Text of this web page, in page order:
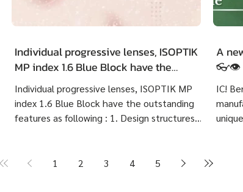
Individual progressive lenses, ISOPTIK
MP index 1.6 Blue Block have the
outstanding features as following :
Individual progressive lenses, ISOPTIK MP
index 1.6 Blue Block have the outstanding
features as following : 1. Design structures
precise prescriptions than other standard
A
👓👁️
IC!
1 2 3 4 5